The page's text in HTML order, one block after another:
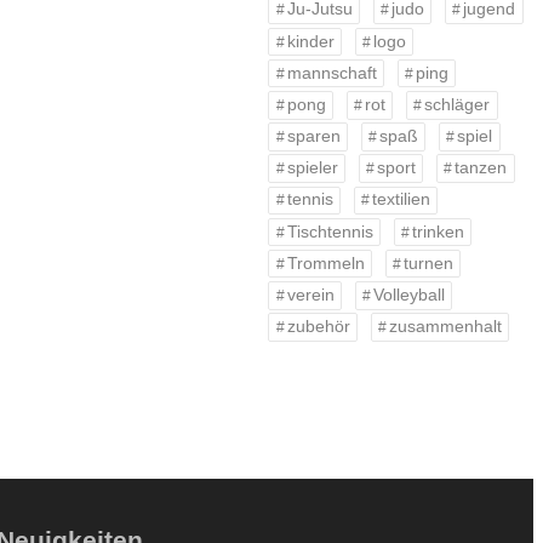
Ju-Jutsu
judo
jugend
kinder
logo
mannschaft
ping
pong
rot
schläger
sparen
spaß
spiel
spieler
sport
tanzen
tennis
textilien
Tischtennis
trinken
Trommeln
turnen
verein
Volleyball
zubehör
zusammenhalt